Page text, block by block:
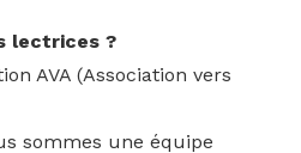
lectrices ?
AVA (Association vers
sommes une équipe